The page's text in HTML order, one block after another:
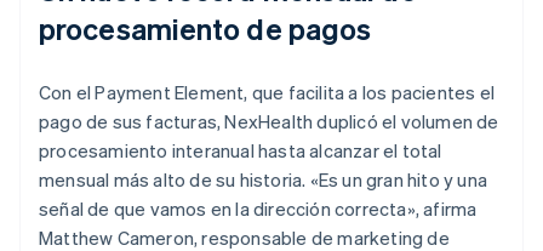
procesamiento de pagos
Con el Payment Element, que facilita a los pacientes el
pago de sus facturas, NexHealth duplicó el volumen de
procesamiento interanual hasta alcanzar el total
mensual más alto de su historia. «Es un gran hito y una
señal de que vamos en la dirección correcta», afirma
Matthew Cameron, responsable de marketing de